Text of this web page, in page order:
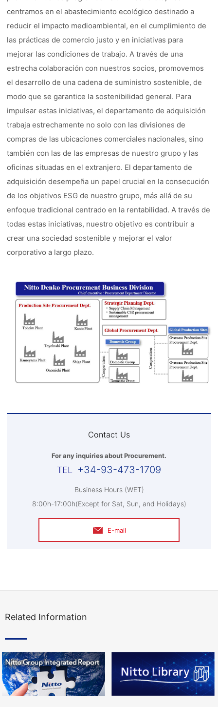
centramos en el abastecimiento ecológico destinado a
reducir el impacto medioambiental, en el cumplimiento de
las prácticas de comercio justo y en iniciativas para
mejorar las condiciones de trabajo. A través de una
estrecha colaboración con nuestros socios, promovemos
el desarrollo de una cadena de suministro sostenible, de
modo que se garantice la sostenibilidad general. Para
impulsar estas iniciativas, el departamento de adquisición
trabaja estrechamente no solo con las divisiones de
compras de las ubicaciones comerciales nacionales, sino
también con las de las empresas de nuestro grupo y las
oficinas situadas en el extranjero. El departamento de
adquisición desempeña un papel crucial en la consecución
de los objetivos ESG de nuestro grupo, más allá de su
enfoque tradicional centrado en la rentabilidad. A través de
todas estas iniciativas, nuestro objetivo es contribuir a
crear una sociedad sostenible y mejorar el valor
corporativo a largo plazo.
Contact Us
For any inquiries about Procurement.
+34-93-473-1709
Business Hours (WET)
8:00h-17:00h(Except for Sat, Sun, and Holidays)
E-mail
Related Information